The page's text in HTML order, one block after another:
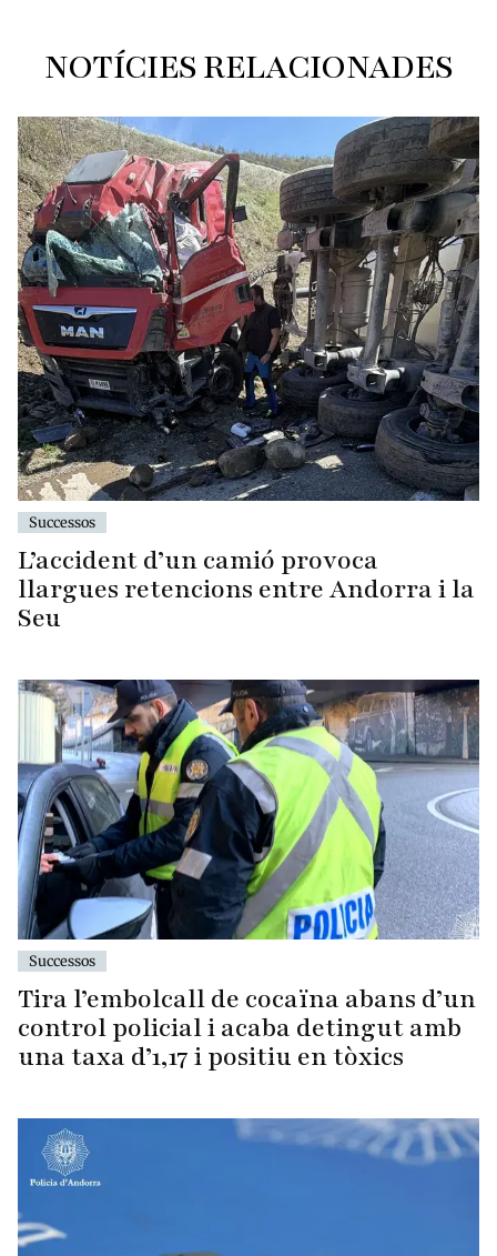
NOTÍCIES RELACIONADES
Successos
L’accident d’un camió provoca
llargues retencions entre Andorra i la
Seu
Successos
Tira l’embolcall de cocaïna abans d’un
control policial i acaba detingut amb
una taxa d’1,17 i positiu en tòxics